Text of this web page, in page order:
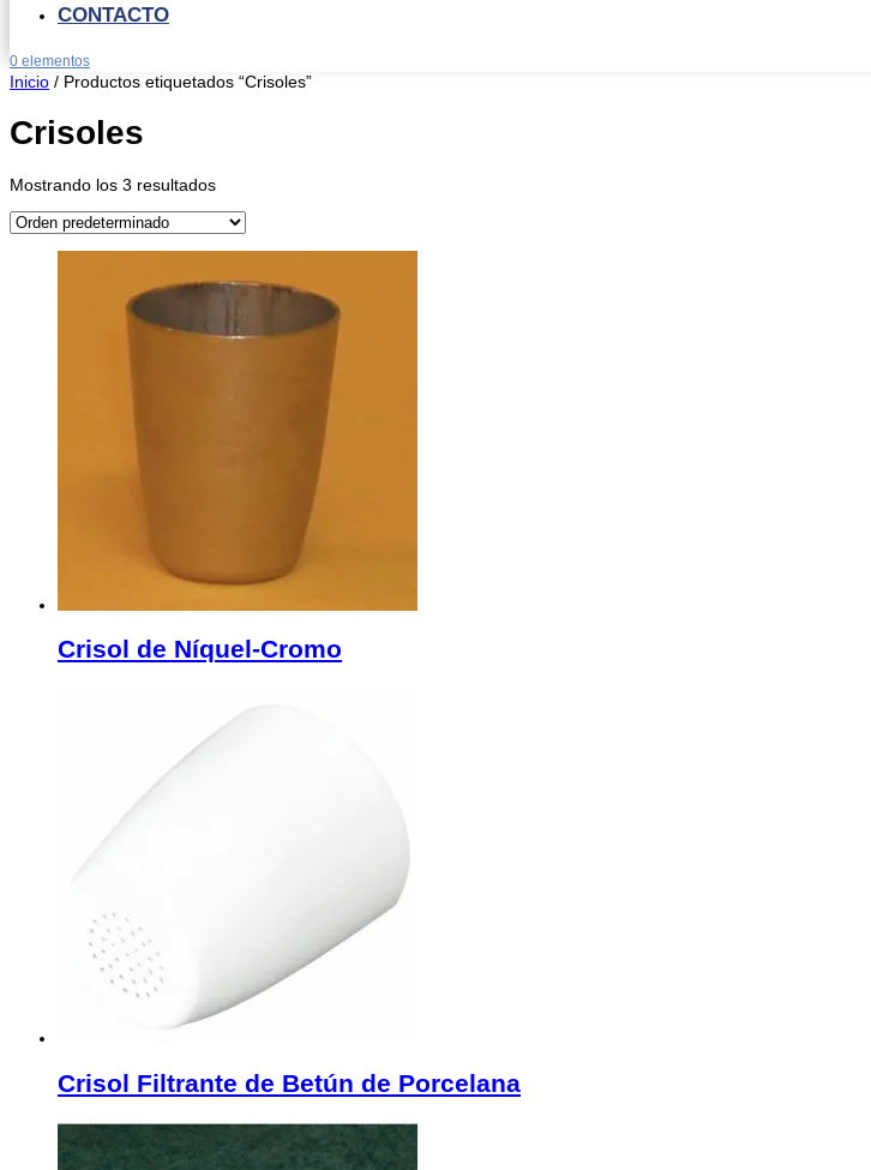
CONTACTO
0 elementos
Inicio / Productos etiquetados “Crisoles”
Crisoles
Mostrando los 3 resultados
Crisol de Níquel-Cromo
Crisol Filtrante de Betún de Porcelana